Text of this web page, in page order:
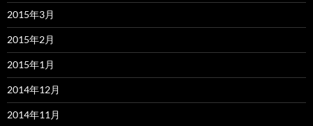
2015年3月
2015年2月
2015年1月
2014年12月
2014年11月